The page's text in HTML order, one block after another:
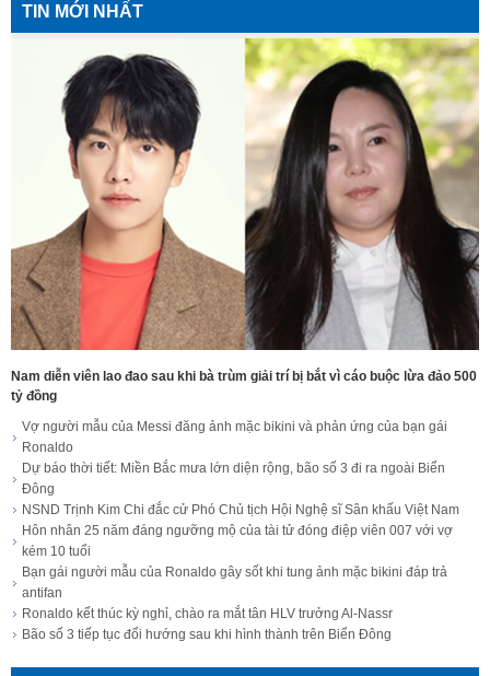
TIN MỚI NHẤT
Nam diễn viên lao đao sau khi bà trùm giải trí bị bắt vì cáo buộc lừa đảo 500
tỷ đồng
Vợ người mẫu của Messi đăng ảnh mặc bikini và phản ứng của bạn gái
Ronaldo
Dự báo thời tiết: Miền Bắc mưa lớn diện rộng, bão số 3 đi ra ngoài Biển
Đông
NSND Trịnh Kim Chi đắc cử Phó Chủ tịch Hội Nghệ sĩ Sân khấu Việt Nam
Hôn nhân 25 năm đáng ngưỡng mộ của tài tử đóng điệp viên 007 với vợ
kém 10 tuổi
Bạn gái người mẫu của Ronaldo gây sốt khi tung ảnh mặc bikini đáp trả
antifan
Ronaldo kết thúc kỳ nghỉ, chào ra mắt tân HLV trưởng Al-Nassr
Bão số 3 tiếp tục đổi hướng sau khi hình thành trên Biển Đông